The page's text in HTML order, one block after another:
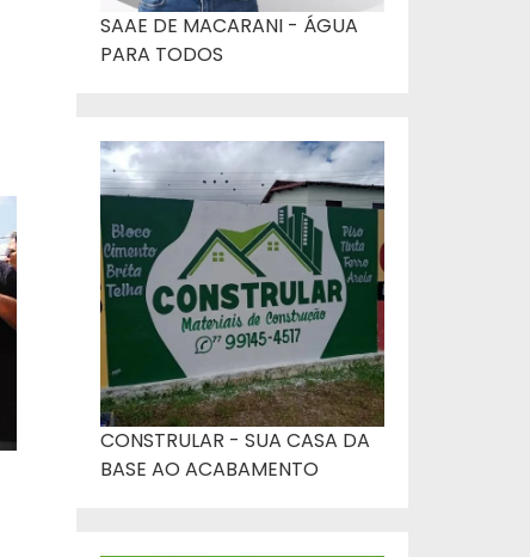
SAAE DE MACARANI - ÁGUA
PARA TODOS
CONSTRULAR - SUA CASA DA
BASE AO ACABAMENTO